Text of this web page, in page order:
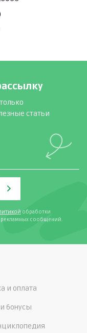
статьи
обработки
рекламных сообщений.
и оплата
бонусы